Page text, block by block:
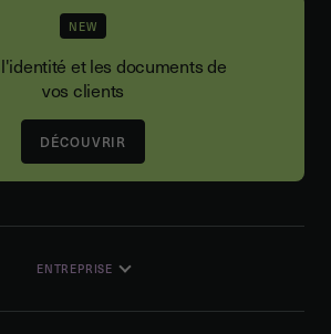
NEW
et les documents de
vos clients
DÉCOUVRIR
ENTREPRISE